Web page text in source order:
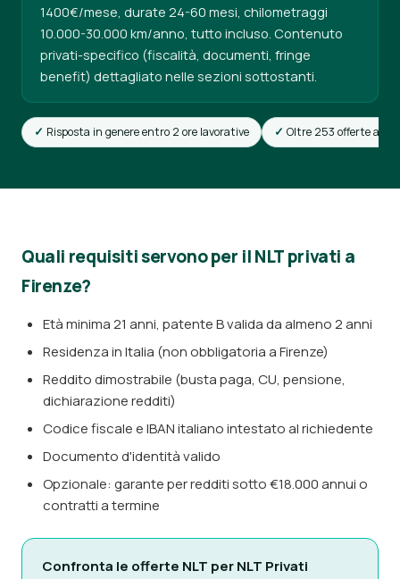
1400€/mese, durate 24-60 mesi, chilometraggi
10.000-30.000 km/anno, tutto incluso. Contenuto
privati-specifico (fiscalità, documenti, fringe
benefit) dettagliato nelle sezioni sottostanti.
Risposta in genere entro 2 ore lavorative Oltre 253 offerte attive
Quali requisiti servono per il NLT privati a
Firenze?
Età minima 21 anni, patente B valida da almeno 2 anni
Residenza in Italia (non obbligatoria a Firenze)
Reddito dimostrabile (busta paga, CU, pensione,
dichiarazione redditi)
Codice fiscale e IBAN italiano intestato al richiedente
Documento d'identità valido
Opzionale: garante per redditi sotto €18.000 annui o
contratti a termine
Confronta le offerte NLT per NLT Privati